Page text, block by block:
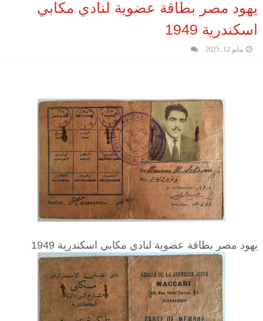
يهود مصر بطاقة عضوية لنادي مكابي
اسكندرية 1949
مايو 12, 2025
يهود مصر بطاقة عضوية لنادي مكابي اسكندرية 1949